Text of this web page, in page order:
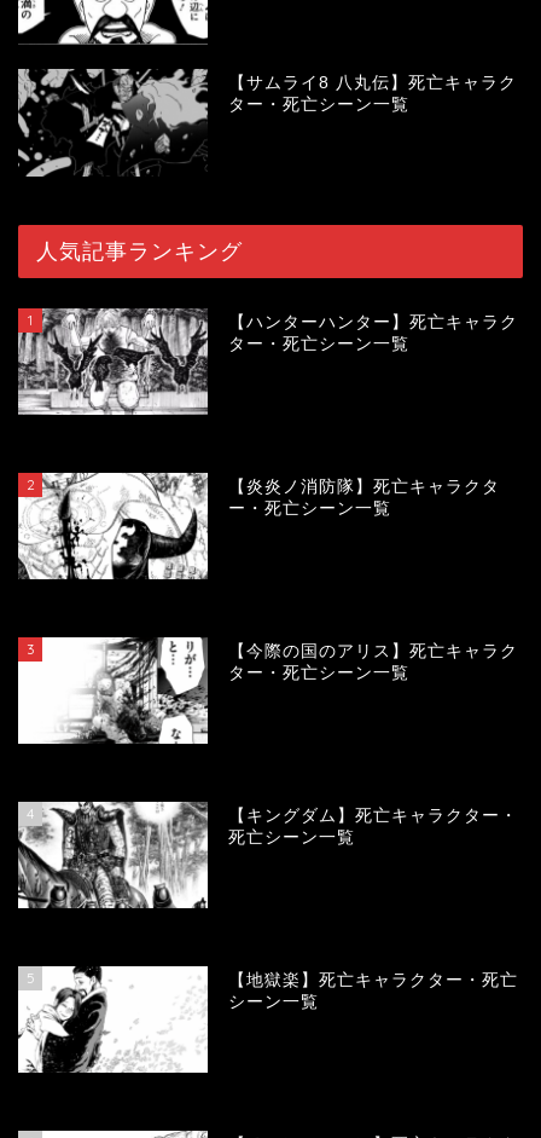
【サムライ8 八丸伝】死亡キャラク
ター・死亡シーン一覧
人気記事ランキング
1
【ハンターハンター】死亡キャラク
ター・死亡シーン一覧
2
【炎炎ノ消防隊】死亡キャラクタ
ー・死亡シーン一覧
3
【今際の国のアリス】死亡キャラク
ター・死亡シーン一覧
4
【キングダム】死亡キャラクター・
死亡シーン一覧
5
【地獄楽】死亡キャラクター・死亡
シーン一覧